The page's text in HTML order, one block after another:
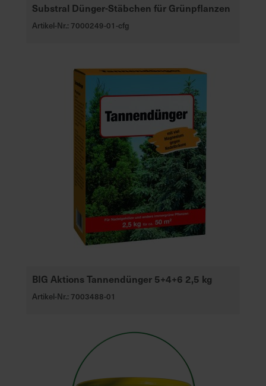
Substral Dünger-Stäbchen für Grünpflanzen
Artikel-Nr.: 7000249-01-cfg
BIG Aktions Tannendünger 5+4+6 2,5 kg
Artikel-Nr.: 7003488-01